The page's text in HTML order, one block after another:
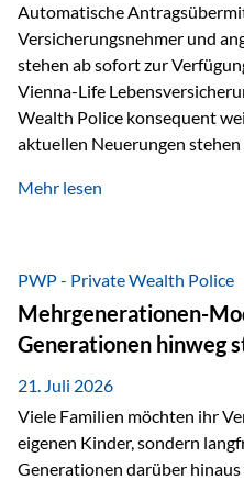
Automatische
Versicherungsnehmer und
stehen ab sofort zur
Vienna-Life
Wealth Police konsequent
aktuellen Neuerungen
als Versicherungsnehmer
Abwicklung für
gestaltet. Anträge werden
Medienbrüche reduziert und
beschleunigt. Ab sofort
wie Kapitalgesellschaften
Versicherungsnehmer
die Vienna-Life die
Police insbesondere für…
Mehr lesen
PWP - Private Wealth Police
Mehrgenerationen-
Generationen hinweg
21. Juli 2026
Viele Familien möchten ihr
eigenen Kinder, sondern
Generationen darüber